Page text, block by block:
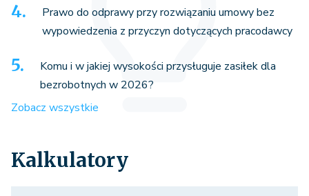
Prawo do odprawy przy rozwiązaniu umowy bez
wypowiedzenia z przyczyn dotyczących pracodawcy
Komu i w jakiej wysokości przysługuje zasiłek dla
bezrobotnych w 2026?
Zobacz wszystkie
Kalkulatory